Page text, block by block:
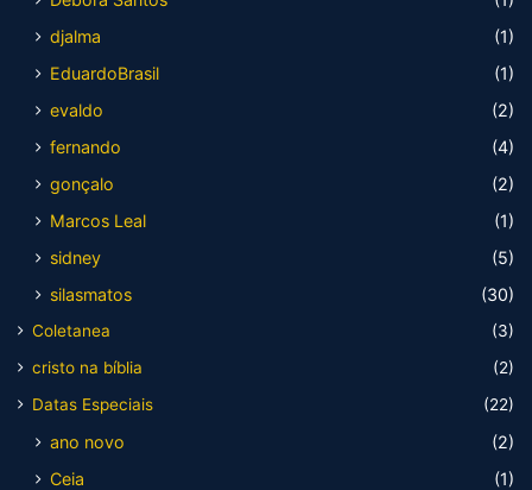
djalma
(1)
EduardoBrasil
(1)
evaldo
(2)
fernando
(4)
gonçalo
(2)
Marcos Leal
(1)
sidney
(5)
silasmatos
(30)
Coletanea
(3)
cristo na bíblia
(2)
Datas Especiais
(22)
ano novo
(2)
Ceia
(1)